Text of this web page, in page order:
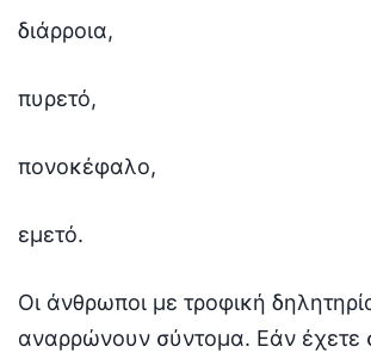
διάρροια,
πυρετό,
πονοκέφαλο,
εμετό.
Οι άνθρωποι με τροφική
αναρρώνουν σύντομα. Εάν έχετε